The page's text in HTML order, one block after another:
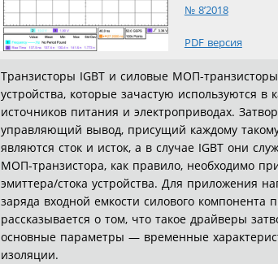
№ 8’2018
PDF версия
Транзисторы IGBT и силовые МОП-
устройства, которые зачастую используются
источников питания и электроприводах.
управляющий вывод, присущий каждому
являются сток и исток, а в случае IGBT они
МОП-транзистора, как правило, необходимо
эмиттера/стока устройства. Для приложения
заряда входной емкости силового
рассказывается о том, что такое драйверы
основные параметры — временные
изоляции.